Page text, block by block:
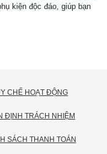
kiện độc đáo, giúp bạn
CHẾ HOẠT ĐỘNG
ĐỊNH TRÁCH NHIỆM
SÁCH THANH TOÁN